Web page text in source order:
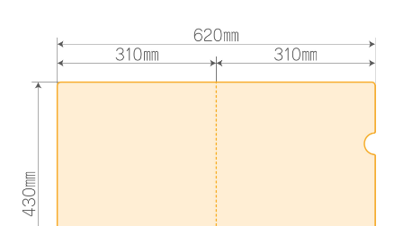
特定商取引に基づく表記
copyright bora-net all rights reserved.